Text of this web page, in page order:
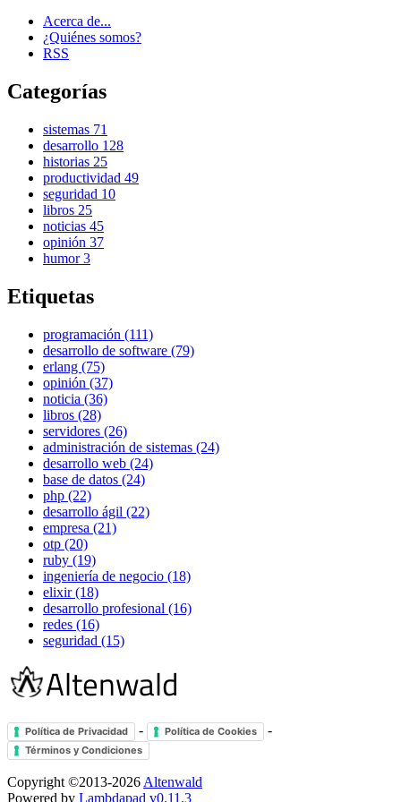
Acerca de...
¿Quiénes somos?
RSS
Categorías
sistemas 71
desarrollo 128
historias 25
productividad 49
seguridad 10
libros 25
noticias 45
opinión 37
humor3
Etiquetas
programación (111)
desarrollo de software (79)
erlang (75)
opinión (37)
noticia (36)
libros (28)
servidores (26)
administración de sistemas (24)
desarrollo web (24)
base de datos (24)
php (22)
desarrollo ágil (22)
empresa (21)
otp (20)
ruby (19)
ingeniería de negocio (18)
elixir (18)
desarrollo profesional (16)
redes (16)
seguridad (15)
Política de Privacidad - Política de Cookies -
Términos y Condiciones
Copyright ©2013-2026 Altenwald
Powered by Lambdapad v0.11.3